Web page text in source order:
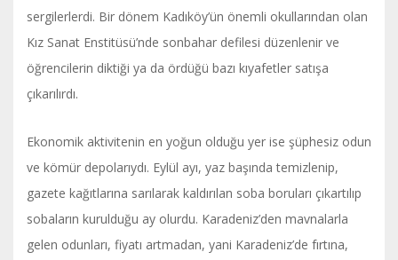
sergilerlerdi. Bir dönem Kadıköy’ün önemli okullarından olan
Kız Sanat Enstitüsü’nde sonbahar defilesi düzenlenir ve
öğrencilerin diktiği ya da ördüğü bazı kıyafetler satışa
çıkarılırdı.
Ekonomik aktivitenin en yoğun olduğu yer ise şüphesiz odun
ve kömür depolarıydı. Eylül ayı, yaz başında temizlenip,
gazete kağıtlarına sarılarak kaldırılan soba boruları çıkartılıp
sobaların kurulduğu ay olurdu. Karadeniz’den mavnalarla
gelen odunları, fiyatı artmadan, yani Karadeniz’de fırtına,